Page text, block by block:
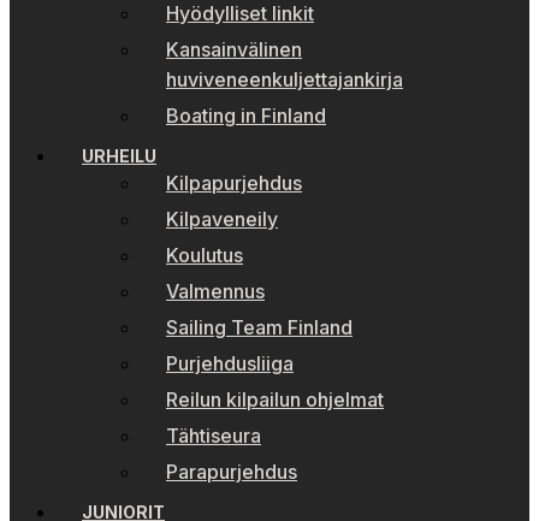
Hyödylliset linkit
Kansainvälinen
huviveneenkuljettajankirja
Boating in Finland
URHEILU
Kilpapurjehdus
Kilpaveneily
Koulutus
Valmennus
Sailing Team Finland
Purjehdusliiga
Reilun kilpailun ohjelmat
Tähtiseura
Parapurjehdus
JUNIORIT